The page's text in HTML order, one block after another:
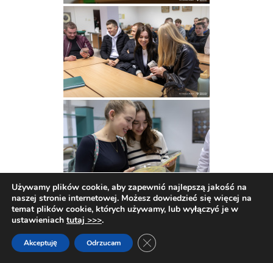
Używamy plików cookie, aby zapewnić najlepszą jakość na
naszej stronie internetowej. Możesz dowiedzieć się więcej na
temat plików cookie, których używamy, lub wyłączyć je w
ustawieniach tutaj >>>.
Akceptuję Odrzucam Zamknij panel powiadomień o